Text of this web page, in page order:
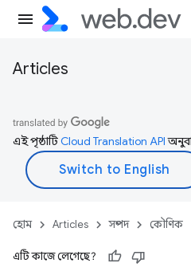
Articles
এই পৃষ্ঠাটিCloud Translation API
হোম Articles সম্পদ কৌণিক
এটি কাজে লেগেছে?